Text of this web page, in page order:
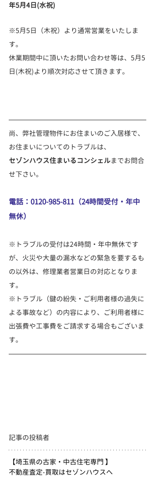
年5月4日(水祝)
※5月5日（木祝）より通常営業をいたしま
す。
休業期間中に頂いたお問い合わせ等は、5月5
日(木祝)より順次対応させて頂きます。
尚、弊社管理物件にお住まいのご入居様で、
お住まいについてのトラブルは、
セゾンハウス住まいるコンシェルまでお問合
せ下さい。
電話：0120-985-811（24時間受付・年中
無休）
※トラブルの受付は24時間・年中無休です
が、火災や大量の漏水などの緊急を要するも
の以外は、修理業者営業日の対応となりま
す。
※トラブル（鍵の紛失・ご利用者様の過失に
よる事故など）の内容により、ご利用者様に
出張費や工事費をご請求する場合もございま
す。
記事の投稿者
【埼玉県の古家・中古住宅専門 】
不動産査定-買取はセゾンハウスへ